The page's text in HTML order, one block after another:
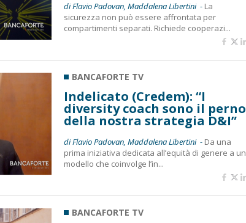
di Flavio Padovan, Maddalena Libertini - La
sicurezza non può essere affrontata per
compartimenti separati. Richiede cooperazi...
BANCAFORTE TV
Indelicato (Credem): “I
diversity coach sono il perno
della nostra strategia D&I”
di Flavio Padovan, Maddalena Libertini - Da una
prima iniziativa dedicata all’equità di genere a un
modello che coinvolge l’in...
BANCAFORTE TV